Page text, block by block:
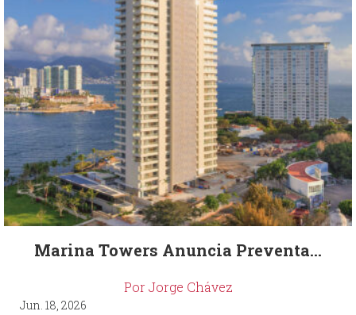
Marina Towers Anuncia Preventa...
Por Jorge Chávez
Jun. 18, 2026